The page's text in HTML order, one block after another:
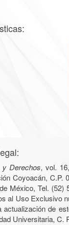
Derechos, vol.
Coyoacán, C.P.
México, Tel. (52)
al Uso Exclusivo
actualización de
Universitaria, C.